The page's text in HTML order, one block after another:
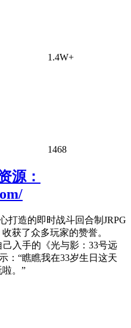
1.4W+
1468
源：
打造的即时战斗回合制JRPG
获了众多玩家的赞誉。
己入手的《光与影：33号远
：“瞧瞧我在33岁生日这天
。”